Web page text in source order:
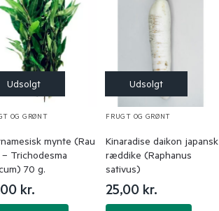
OG GRØNT
mynte (Rau
– Trichodesma
70 g.
kr.
FRUGT OG GRØNT
Kinaradise daikon japansk
ræddike (Raphanus
sativus)
25,00 kr.